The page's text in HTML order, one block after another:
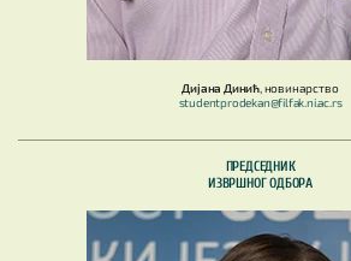
Дијана Динић , новинарство
studentprodekan@filfak.ni.ac.rs
ПРЕДСЕДНИК
ИЗВРШНОГ ОДБОРА